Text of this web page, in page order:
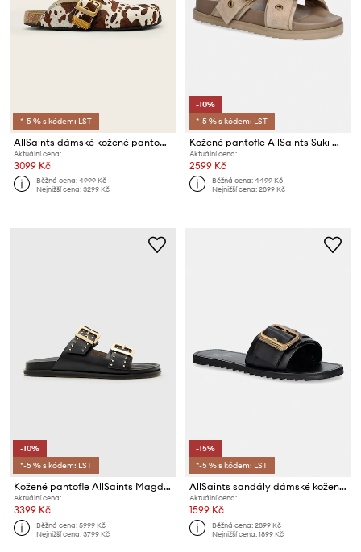
*-5 % s kódem: LST
AllSaints dámské kožené pantofle nazouváky Staffa Mule
Aktuální cena:
3099 Kč
Běžná cena:4999 Kč
Nejnižší cena:3299 Kč
-10%
*-5 % s kódem: LST
Kožené pantofle AllSaints Suki Western Sandal
Aktuální cena:
2599 Kč
Běžná cena:4499 Kč
Nejnižší cena:2899 Kč
-10%
*-5 % s kódem: LST
Kožené pantofle AllSaints Magda Stud Sandal
Aktuální cena:
3399 Kč
Běžná cena:5999 Kč
Nejnižší cena:3799 Kč
-15%
*-5 % s kódem: LST
AllSaints sandály dámské kožené Ella Slider
Aktuální cena:
1599 Kč
Běžná cena:2899 Kč
Nejnižší cena:1899 Kč